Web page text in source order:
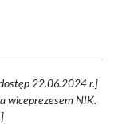
22.06.2024 r.]
wiceprezesem NIK.